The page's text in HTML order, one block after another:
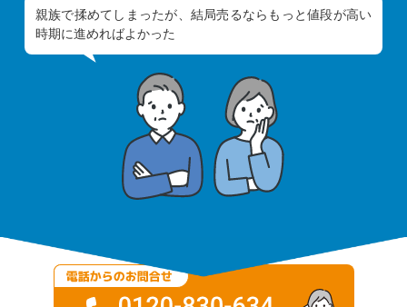
親族で揉めてしまったが、結局売るならもっと値段が高い
時期に進めればよかった